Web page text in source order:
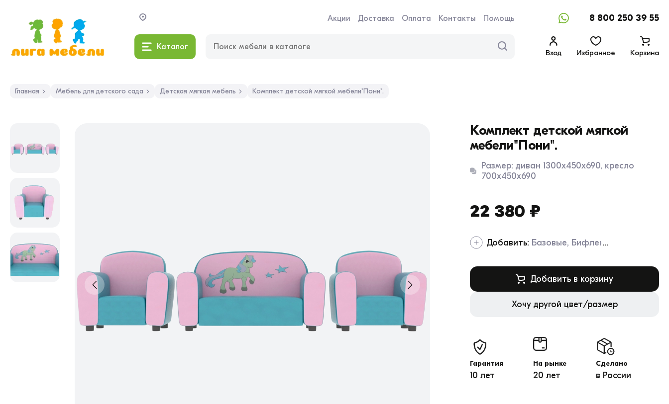
Акции Доставка Оплата Контакты Помощь 8 800 250 39 55
Каталог
Вход Избранное Корзина
Главная Мебель для детского сада Детская мягкая мебель Комплект детской мягкой мебели"Пони".
Комплект детской мягкой
мебели"Пони".
Размер: диван 1300х450х690, кресло
700х450х690
22 380 ₽
Добавить: Базовые Бифлекс
Добавить в корзину
Хочу другой цвет/размер
Гарантия
10 лет
На рынке
20 лет
Сделано
в России